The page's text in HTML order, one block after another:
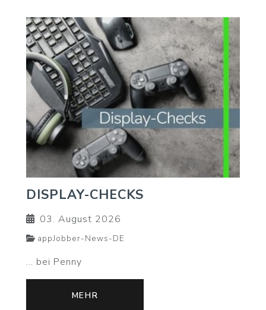
DISPLAY-CHECKS
03. August 2026
appJobber-News-DE
... bei Penny
MEHR